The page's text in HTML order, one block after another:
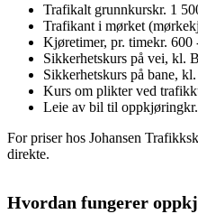
Trafikalt grunnkurskr. 1
Trafikant i mørket
Kjøretimer, pr. timekr. 600
Sikkerhetskurs på vei, kl. B
Sikkerhetskurs på bane,
Kurs om plikter ved
Leie av bil til oppkjøring
For priser hos Johansen
direkte.
Hvordan fungerer